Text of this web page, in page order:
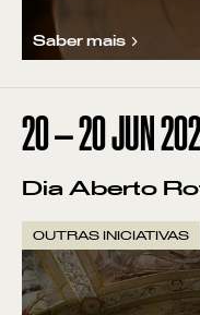
Saber mais
20—20JUN
Dia Aberto
OUTRAS INICIATIVAS